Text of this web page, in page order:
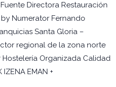
Fuente Directora Restauración
Numerator Fernando
Santa Gloria –
regional de la zona norte
Hostelería Organizada Calidad
IZENA EMAN +